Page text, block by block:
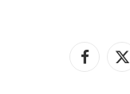
Facebook
X